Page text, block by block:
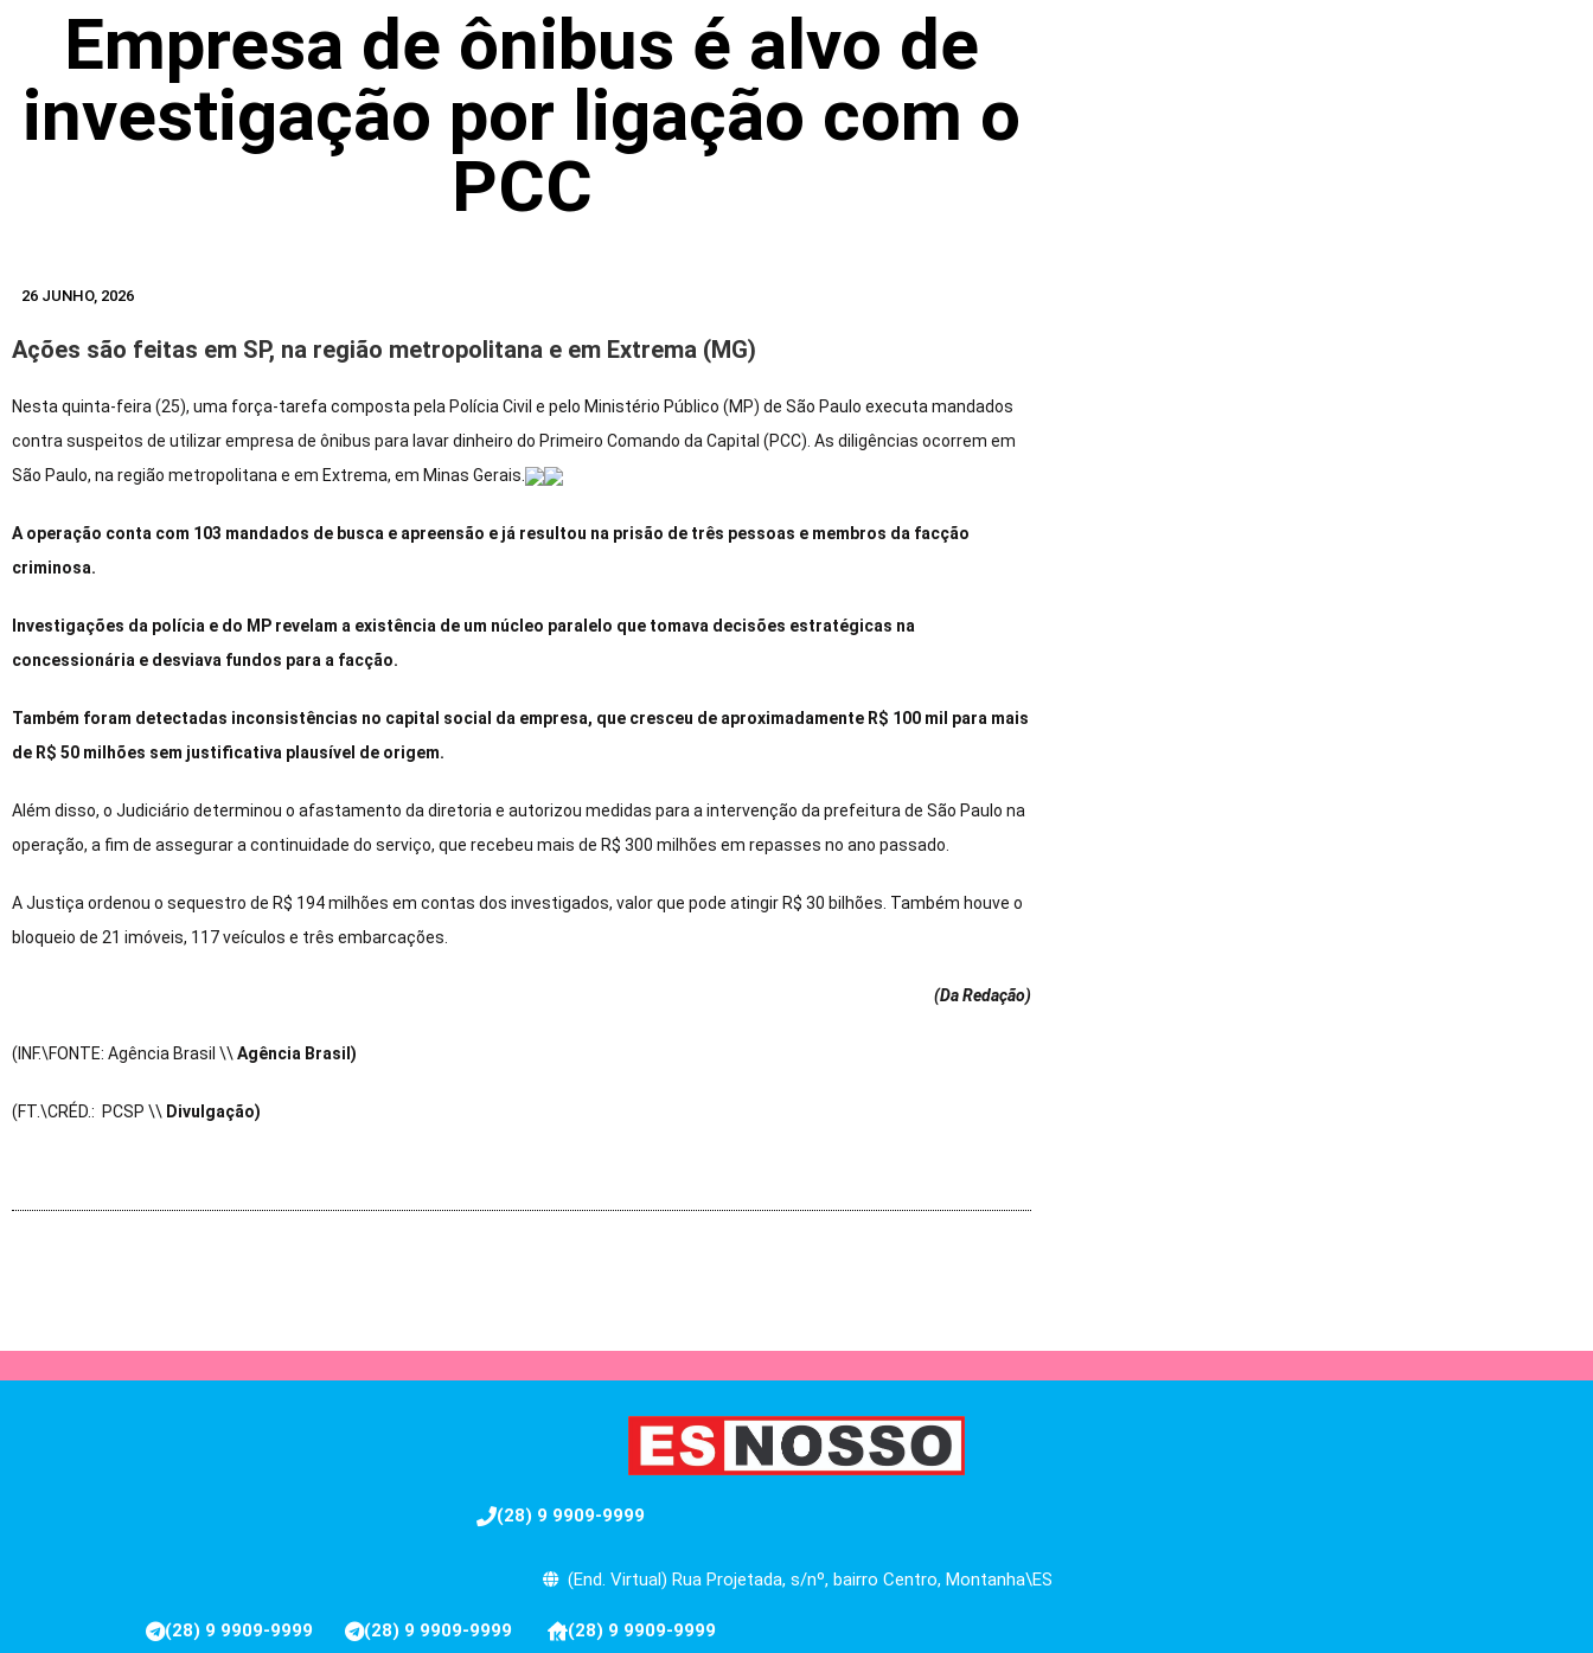
Empresa de ônibus é alvo de
investigação por ligação com o
PCC
26 JUNHO, 2026
Ações são feitas em SP, na região metropolitana e em Extrema (MG)
Nesta quinta-feira (25), uma força-tarefa composta pela Polícia Civil e pelo Ministério Público (MP) de São Paulo executa mandados
contra suspeitos de utilizar empresa de ônibus para lavar dinheiro do Primeiro Comando da Capital (PCC). As diligências ocorrem em
São Paulo, na região metropolitana e em Extrema, em Minas Gerais.
A operação conta com 103 mandados de busca e apreensão e já resultou na prisão de três pessoas e membros da facção
criminosa.
Investigações da polícia e do MP revelam a existência de um núcleo paralelo que tomava decisões estratégicas na
concessionária e desviava fundos para a facção.
Também foram detectadas inconsistências no capital social da empresa, que cresceu de aproximadamente R$ 100 mil para mais
de R$ 50 milhões sem justificativa plausível de origem.
Além disso, o Judiciário determinou o afastamento da diretoria e autorizou medidas para a intervenção da prefeitura de São Paulo na
operação, a fim de assegurar a continuidade do serviço, que recebeu mais de R$ 300 milhões em repasses no ano passado.
A Justiça ordenou o sequestro de R$ 194 milhões em contas dos investigados, valor que pode atingir R$ 30 bilhões. Também houve o
bloqueio de 21 imóveis, 117 veículos e três embarcações.
(Da Redação)
(INF.\FONTE: Agência Brasil \\ Agência Brasil)
(FT.\CRÉD.: PCSP \\ Divulgação)
(28) 9 9909-9999
(End. Virtual) Rua Projetada, s/nº, bairro Centro, Montanha\ES
(28) 9 9909-9999 (28) 9 9909-9999 (28) 9 9909-9999